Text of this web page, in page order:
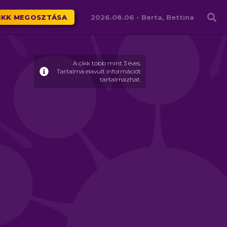
MEGOSZTÁSA 2026.08.06 - Berta, Bettina
A cikk több mint 3 éves.
Tartalma elavult információt
tartalmazhat.